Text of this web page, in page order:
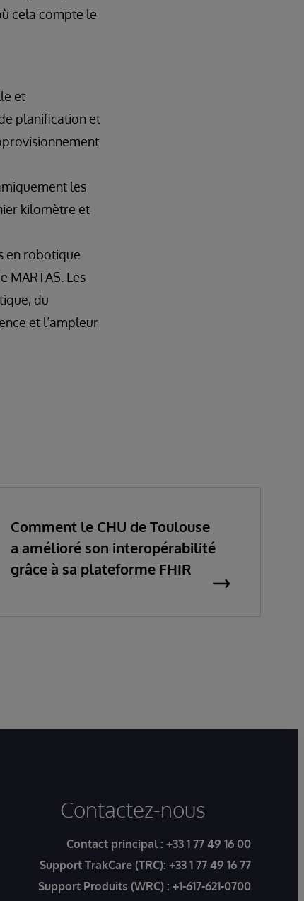
cela compte le
et
planification et
les
kilomètre et
en robotique
MARTAS. Les
du
et l’ampleur
Comment le CHU de Toulouse
a amélioré son interopérabilité
grâce à sa plateforme FHIR
Contactez-nous
Contact principal : +33 1 77 49 16 00
Support TrakCare (TRC): +33 1 77 49 16 77
Support Produits (WRC) : +1-617-621-0700